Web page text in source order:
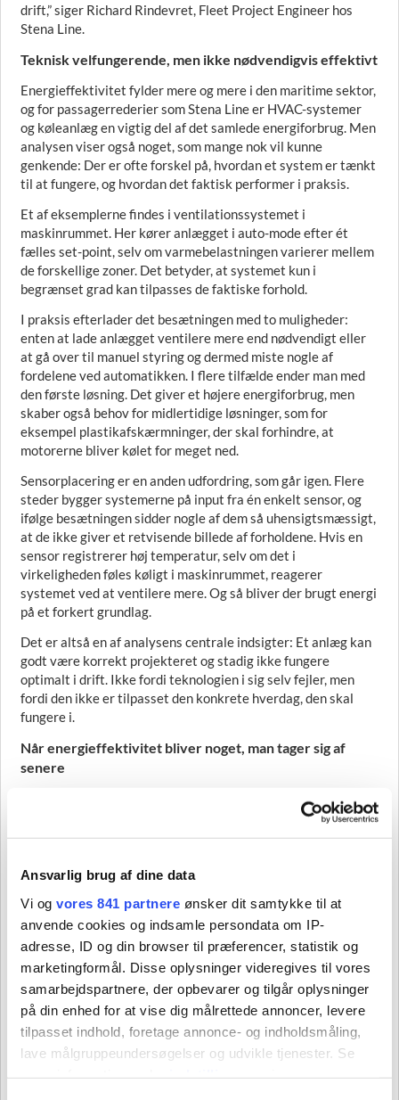
Ansvarlig brug af dine data
Vi og vores 841 partnere ønsker dit samtykke til at
anvende cookies og indsamle persondata om IP-
adresse, ID og din browser til præferencer, statistik og
marketingformål. Disse oplysninger videregives til vores
samarbejdspartnere, der opbevarer og tilgår oplysninger
på din enhed for at vise dig målrettede annoncer, levere
tilpasset indhold, foretage annonce- og indholdsmåling,
lave målgruppeundersøgelser og udvikle tjenester. Se
drift,” siger Richard Rindevret, Fleet Project Engineer hos
Stena Line.
Teknisk velfungerende, men ikke nødvendigvis effektivt
Energieffektivitet fylder mere og mere i den maritime sektor,
og for passagerrederier som Stena Line er HVAC-systemer
og køleanlæg en vigtig del af det samlede energiforbrug. Men
analysen viser også noget, som mange nok vil kunne
genkende: Der er ofte forskel på, hvordan et system er tænkt
til at fungere, og hvordan det faktisk performer i praksis.
Et af eksemplerne findes i ventilationssystemet i
maskinrummet. Her kører anlægget i auto-mode efter ét
fælles set-point, selv om varmebelastningen varierer mellem
de forskellige zoner. Det betyder, at systemet kun i
begrænset grad kan tilpasses de faktiske forhold.
I praksis efterlader det besætningen med to muligheder:
enten at lade anlægget ventilere mere end nødvendigt eller
at gå over til manuel styring og dermed miste nogle af
fordelene ved automatikken. I flere tilfælde ender man med
den første løsning. Det giver et højere energiforbrug, men
skaber også behov for midlertidige løsninger, som for
eksempel plastikafskærmninger, der skal forhindre, at
motorerne bliver kølet for meget ned.
Sensorplacering er en anden udfordring, som går igen. Flere
steder bygger systemerne på input fra én enkelt sensor, og
ifølge besætningen sidder nogle af dem så uhensigtsmæssigt,
at de ikke giver et retvisende billede af forholdene. Hvis en
sensor registrerer høj temperatur, selv om det i
virkeligheden føles køligt i maskinrummet, reagerer
systemet ved at ventilere mere. Og så bliver der brugt energi
på et forkert grundlag.
Det er altså en af analysens centrale indsigter: Et anlæg kan
godt være korrekt projekteret og stadig ikke fungere
optimalt i drift. Ikke fordi teknologien i sig selv fejler, men
fordi den ikke er tilpasset den konkrete hverdag, den skal
fungere i.
Når energieffektivitet bliver noget, man tager sig af
senere
Analysen peger ikke kun på tekniske udfordringer. Den viser
også, at der er organisatoriske og adfærdsmæssige forhold,
som har stor betydning for, om energieffektiviseringer
I samtaler med besætningen er det blevet tydeligt, at
energieffektivitet ofte bliver opfattet som noget, der
kommer efter en sikker drift. Og det er jo ikke så mærkeligt.
Når oppetid og sikkerhed er afgørende, vil energihensyn let
komme i anden række. Analysen peger samtidig på, at det
ikke behøver være en modsætning.
Energieffektivitet og driftssikkerhed kan godt gå hånd i hånd,
hvis løsningerne er udviklet med forståelse for den
operationelle virkelighed ombord. Det ses blandt andet i
brugen af eco-sailing og frekvensomformere til
pumpestyring, som kan reducere energiforbruget uden at gå